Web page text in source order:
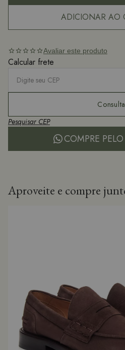
ADICIONAR AO
star_outlinestar_outlinestar_outlinestar_outlinestar_outlineAvaliar este produto
COMPRE
Aproveite e compre